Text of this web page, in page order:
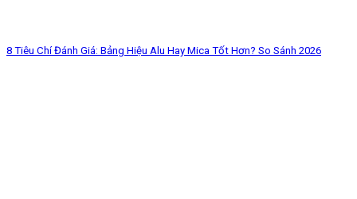
8 Tiêu Chí Đánh Giá: Bảng Hiệu Alu Hay Mica Tốt Hơn? So Sánh 2026